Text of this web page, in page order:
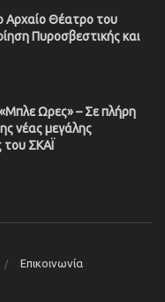
Αρχαίο Θέατρο του
Πυροσβεστικής και
Ωρες» – Σε πλήρη
νέας μεγάλης
ΣΚΑΪ
Επικοινωνία